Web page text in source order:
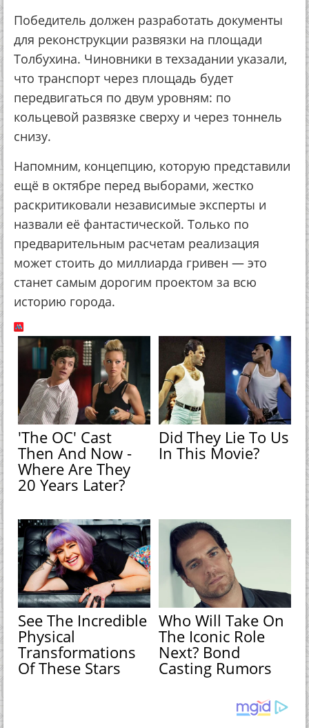
Победитель должен разработать документы
для реконструкции развязки на площади
Толбухина. Чиновники в техзадании указали,
что транспорт через площадь будет
передвигаться по двум уровням: по
кольцевой развязке сверху и через тоннель
снизу.
Напомним, концепцию, которую представили
ещё в октябре перед выборами, жестко
раскритиковали независимые эксперты и
назвали её фантастической. Только по
предварительным расчетам реализация
может стоить до миллиарда гривен — это
станет самым дорогим проектом за всю
историю города.
'The OC' Cast
Then And Now -
Where Are They
20 Years Later?
Did They Lie To Us
In This Movie?
See The Incredible
Physical
Transformations
Of These Stars
Who Will Take On
The Iconic Role
Next? Bond
Casting Rumors